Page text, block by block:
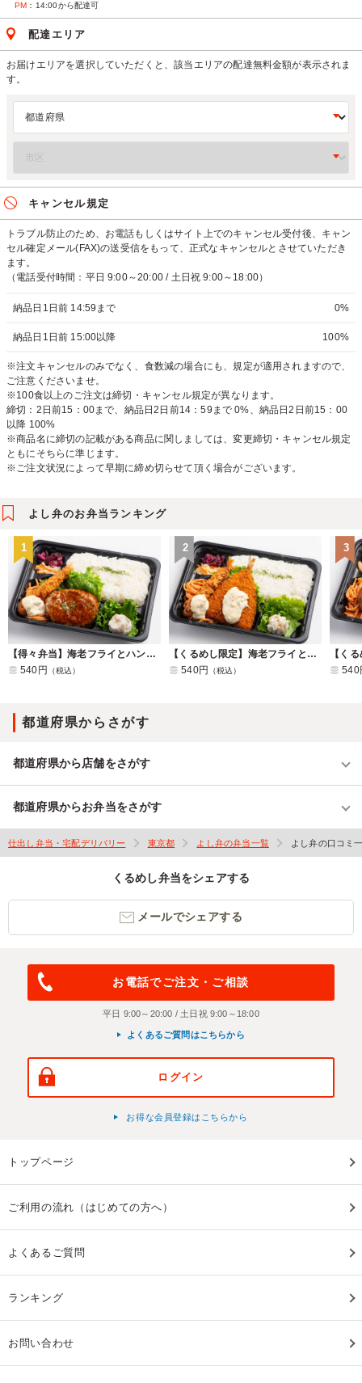
PM ：14:00から配達可
配達エリア
お届けエリアを選択していただくと、該当エリアの配達無料金額が表示されま
す。
キャンセル規定
トラブル防止のため、お電話もしくはサイト上でのキャンセル受付後、キャン
セル確定メール(FAX)の送受信をもって、正式なキャンセルとさせていただき
ます。
（電話受付時間：平日 9:00～20:00 / 土日祝 9:00～18:00）
納品日1日前 14:59まで 0%
納品日1日前 15:00以降 100%
※注文キャンセルのみでなく、食数減の場合にも、規定が適用されますので、
ご注意くださいませ。
※100食以上のご注文は締切・キャンセル規定が異なります。
締切：2日前15：00まで、納品日2日前14：59まで 0%、納品日2日前15：00
以降 100%
※商品名に締切の記載がある商品に関しましては、変更締切・キャンセル規定
ともにそちらに準じます。
※ご注文状況によって早期に締め切らせて頂く場合がございます。
よし弁のお弁当ランキング
1
【得々弁当】海老フライとハンバーグ
540円
（税込）
2
【くるめし限定】海老フライとアジフライ
540円
（税込）
3
540
都道府県からさがす
都道府県から店舗をさがす
都道府県からお弁当をさがす
仕出し弁当・宅配デリバリー 東京都 よし弁の弁当一覧 よし弁の口コミ
くるめし弁当をシェアする
メールでシェアする
お電話でご注文・ご相談
平日 9:00～20:00 / 土日祝 9:00～18:00
よくあるご質問はこちらから
ログイン
お得な会員登録はこちらから
トップページ
ご利用の流れ（はじめての方へ）
よくあるご質問
ランキング
お問い合わせ